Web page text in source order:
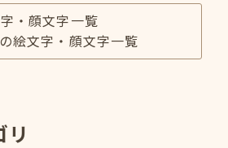
・顔文字一覧
絵文字・顔文字一覧